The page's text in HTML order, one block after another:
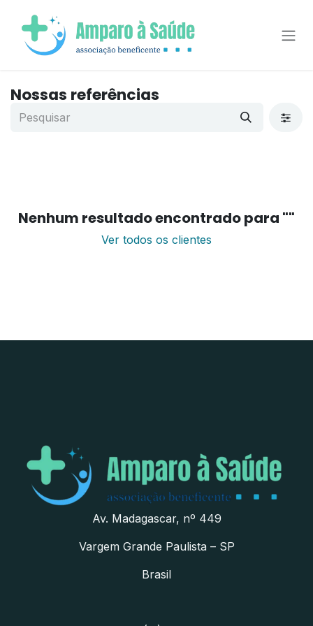
Nossas referências
Nenhum resultado encontrado para ""
Ver todos os clientes
Av. Madagascar, nº 449
Vargem Grande Paulista – SP
Brasil